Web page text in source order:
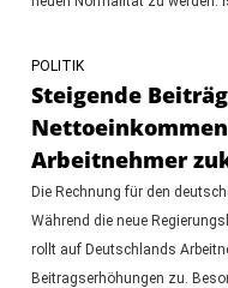
POLITIK
Steigende
Arbeitnehmer
Die Rechnung für den
Während die neue
rollt auf Deutschlands
Beitragserhöhungen zu.